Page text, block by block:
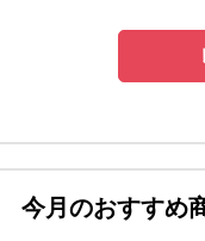
今月のおすすめ